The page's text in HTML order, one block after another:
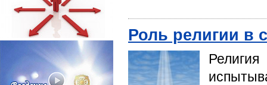
Роль религии в